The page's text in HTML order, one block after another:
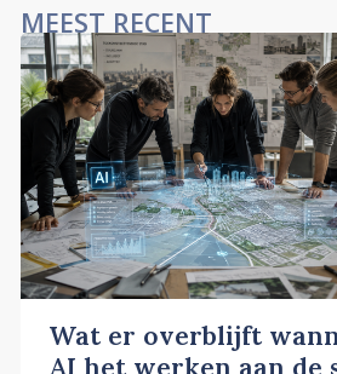
MEEST RECENT
Wat er overblijft
AI het werken aan de